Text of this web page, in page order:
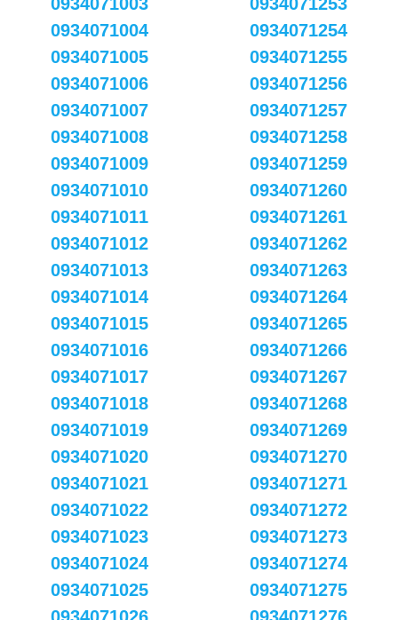
0934071004
0934071005
0934071006
0934071007
0934071008
0934071009
0934071010
0934071011
0934071012
0934071013
0934071014
0934071015
0934071016
0934071017
0934071018
0934071019
0934071020
0934071021
0934071022
0934071023
0934071024
0934071025
0934071254
0934071255
0934071256
0934071257
0934071258
0934071259
0934071260
0934071261
0934071262
0934071263
0934071264
0934071265
0934071266
0934071267
0934071268
0934071269
0934071270
0934071271
0934071272
0934071273
0934071274
0934071275